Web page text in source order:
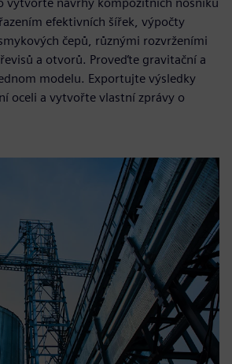
efektivních šířek, výpočty
čepů, různými rozvrženími
a otvorů. Proveďte gravitační a
modelu. Exportujte výsledky
oceli a vytvořte vlastní zprávy o